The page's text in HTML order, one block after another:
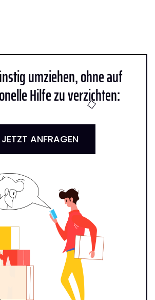
umziehen, ohne auf
Hilfe zu verzichten:
JETZT ANFRAGEN